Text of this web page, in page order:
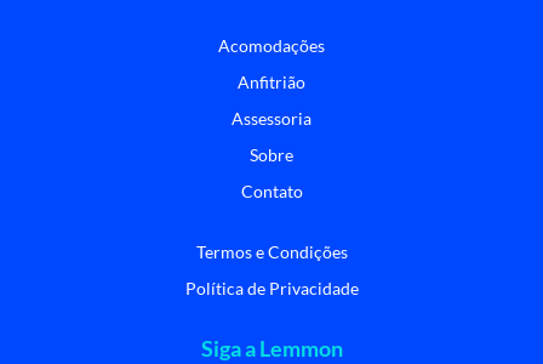
Acomodações
Anfitrião
Assessoria
Sobre
Contato
Termos e Condições
Política de Privacidade
Siga a Lemmon